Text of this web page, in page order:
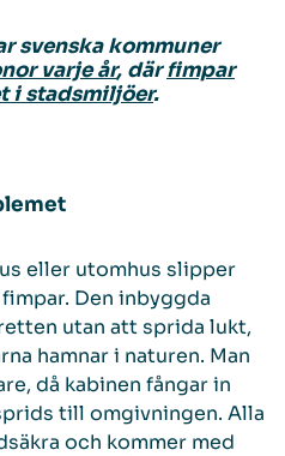
svenska kommuner
varje år, därfimpar
i stadsmiljöer.
eller utomhus slipper
Den inbyggda
utan att sprida lukt,
hamnar i naturen. Man
då kabinen fångar in
till omgivningen. Alla
och kommer med